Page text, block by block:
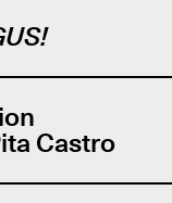
Castro